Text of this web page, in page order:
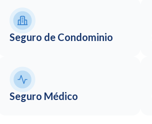
Seguro de Condominio
Seguro Médico